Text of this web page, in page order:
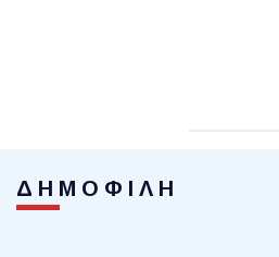
ΔΗΜΟΦΙΛΗ